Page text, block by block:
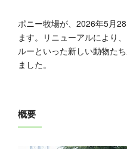
ポニー牧場が、2026年5月
ます。リニューアルにより
ルーといった新しい動物た
ました。
概要